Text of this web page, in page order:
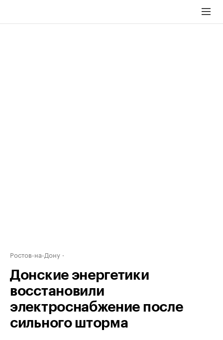
Ростов-на-Дону
Донские энергетики
восстановили
электроснабжение после
сильного шторма